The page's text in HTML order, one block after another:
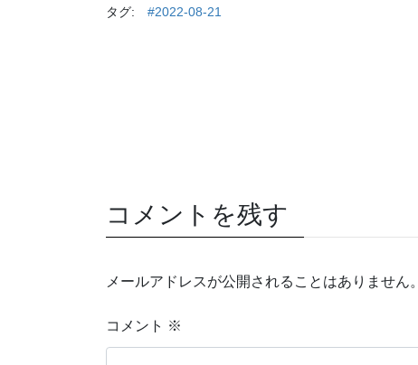
タグ:
#2022-08-21
コメントを残す
メールアドレスが公開されることはありません。
コメント ※